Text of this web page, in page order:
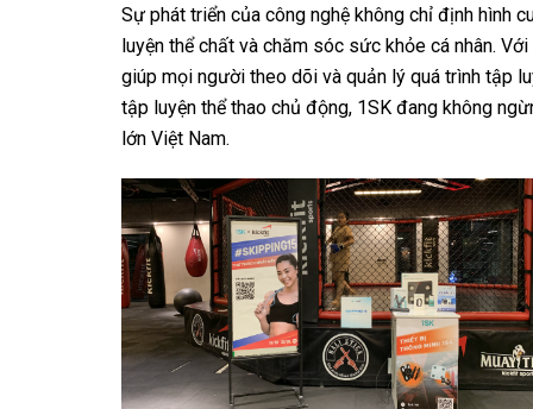
Sự phát triển của công nghệ không chỉ định hình
luyện thể chất và chăm sóc sức khỏe cá nhân.
giúp mọi người theo dõi và quản lý quá trình tập
tập luyện thể thao chủ động, 1SK đang không
lớn Việt Nam.